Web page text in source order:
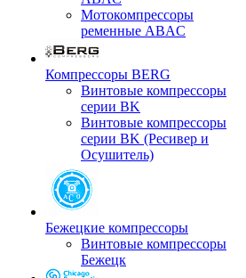
Мотокомпрессоры
ременные ABAC
Компрессоры BERG
Винтовые компрессоры
серии BK
Винтовые компрессоры
серии BK (Ресивер и
Осушитель)
Бежецкие компрессоры
Винтовые компрессоры
Бежецк